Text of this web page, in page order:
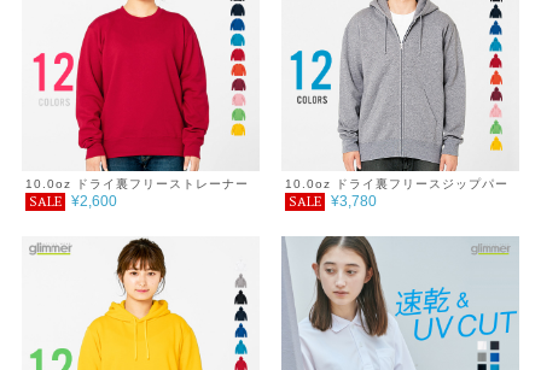
10.0oz ドライ裏フリーストレーナー
4L～5L
SALE ¥2,600
10.0oz ドライ裏フリースジップパー
カー 4L～5L
SALE ¥3,780